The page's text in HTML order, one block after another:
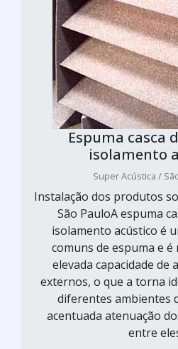
Espuma casca
isolamento
Super Acústica /
Instalação dos produtos
São PauloA espuma
isolamento acústico é
comuns de espuma e é
elevada capacidade de
externos, o que a torna
diferentes ambientes
acentuada atenuação
entre